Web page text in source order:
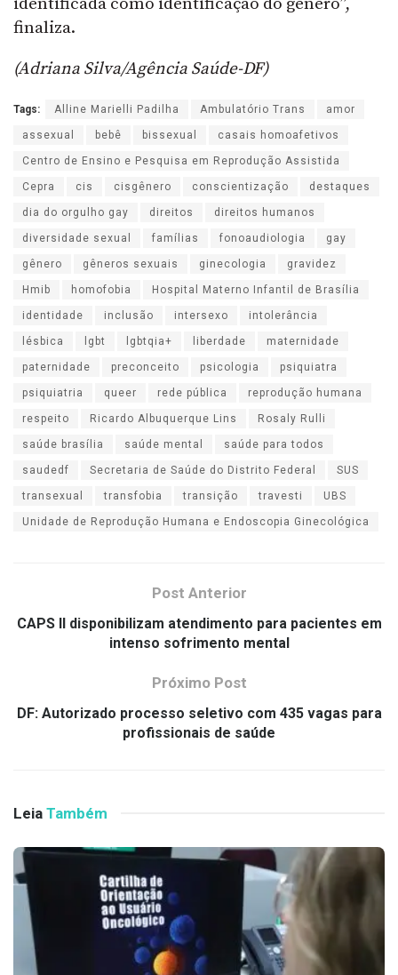
identificada como identificação do gênero”,
finaliza.
(Adriana Silva/Agência Saúde-DF)
Tags: Alline Marielli Padilha Ambulatório Trans amor
assexual bebê bissexual casais homoafetivos
Centro de Ensino e Pesquisa em Reprodução Assistida
Cepra cis cisgênero conscientização destaques
dia do orgulho gay direitos direitos humanos
diversidade sexual famílias fonoaudiologia gay
gênero gêneros sexuais ginecologia gravidez
Hmib homofobia Hospital Materno Infantil de Brasília
identidade inclusão intersexo intolerância
lésbica lgbt lgbtqia+ liberdade maternidade
paternidade preconceito psicologia psiquiatra
psiquiatria queer rede pública reprodução humana
respeito Ricardo Albuquerque Lins Rosaly Rulli
saúde brasília saúde mental saúde para todos
saudedf Secretaria de Saúde do Distrito Federal SUS
transexual transfobia transição travesti UBS
Unidade de Reprodução Humana e Endoscopia Ginecológica
Post Anterior
CAPS II disponibilizam atendimento para pacientes em
intenso sofrimento mental
Próximo Post
DF: Autorizado processo seletivo com 435 vagas para
profissionais de saúde
Leia Também